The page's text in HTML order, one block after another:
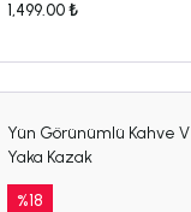
1,499.00 ₺
Yün Görünümlü Kahve V
Yaka Kazak
%18